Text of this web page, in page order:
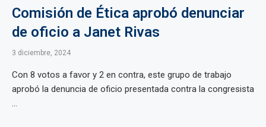
Comisión de Ética aprobó denunciar
de oficio a Janet Rivas
3 diciembre, 2024
Con 8 votos a favor y 2 en contra, este grupo de trabajo
aprobó la denuncia de oficio presentada contra la congresista
...